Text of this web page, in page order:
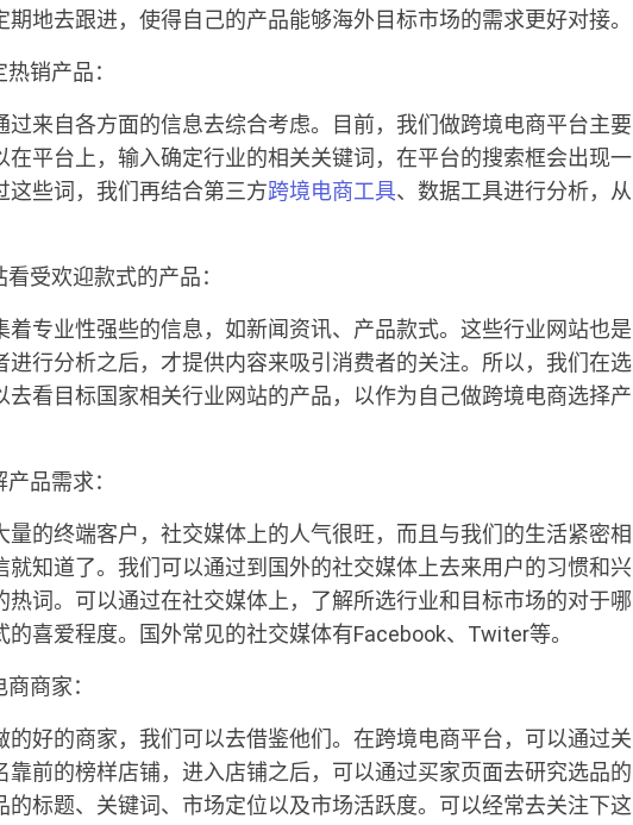
地去跟进，使得自己的产品能够海外目标市场的需求更好对接。
销产品：
过来自各方面的信息去综合考虑。目前，我们做跨境电商平台主要
在平台上，输入确定行业的相关关键词，在平台的搜索框会出现一
这些词，我们再结合第三方跨境电商工具、数据工具进行分析，从
受欢迎款式的产品：
着专业性强些的信息，如新闻资讯、产品款式。这些行业网站也是
进行分析之后，才提供内容来吸引消费者的关注。所以，我们在选
去看目标国家相关行业网站的产品，以作为自己做跨境电商选择产
品需求：
量的终端客户，社交媒体上的人气很旺，而且与我们的生活紧密相
就知道了。我们可以通过到国外的社交媒体上去来用户的习惯和兴
热词。可以通过在社交媒体上，了解所选行业和目标市场的对于哪
喜爱程度。国外常见的社交媒体有Facebook、Twiter等。
商家：
的好的商家，我们可以去借鉴他们。在跨境电商平台，可以通过关
靠前的榜样店铺，进入店铺之后，可以通过买家页面去研究选品的
的标题、关键词、市场定位以及市场活跃度。可以经常去关注下这